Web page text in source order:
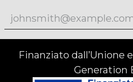
Finanziato dall’Unione
Generation